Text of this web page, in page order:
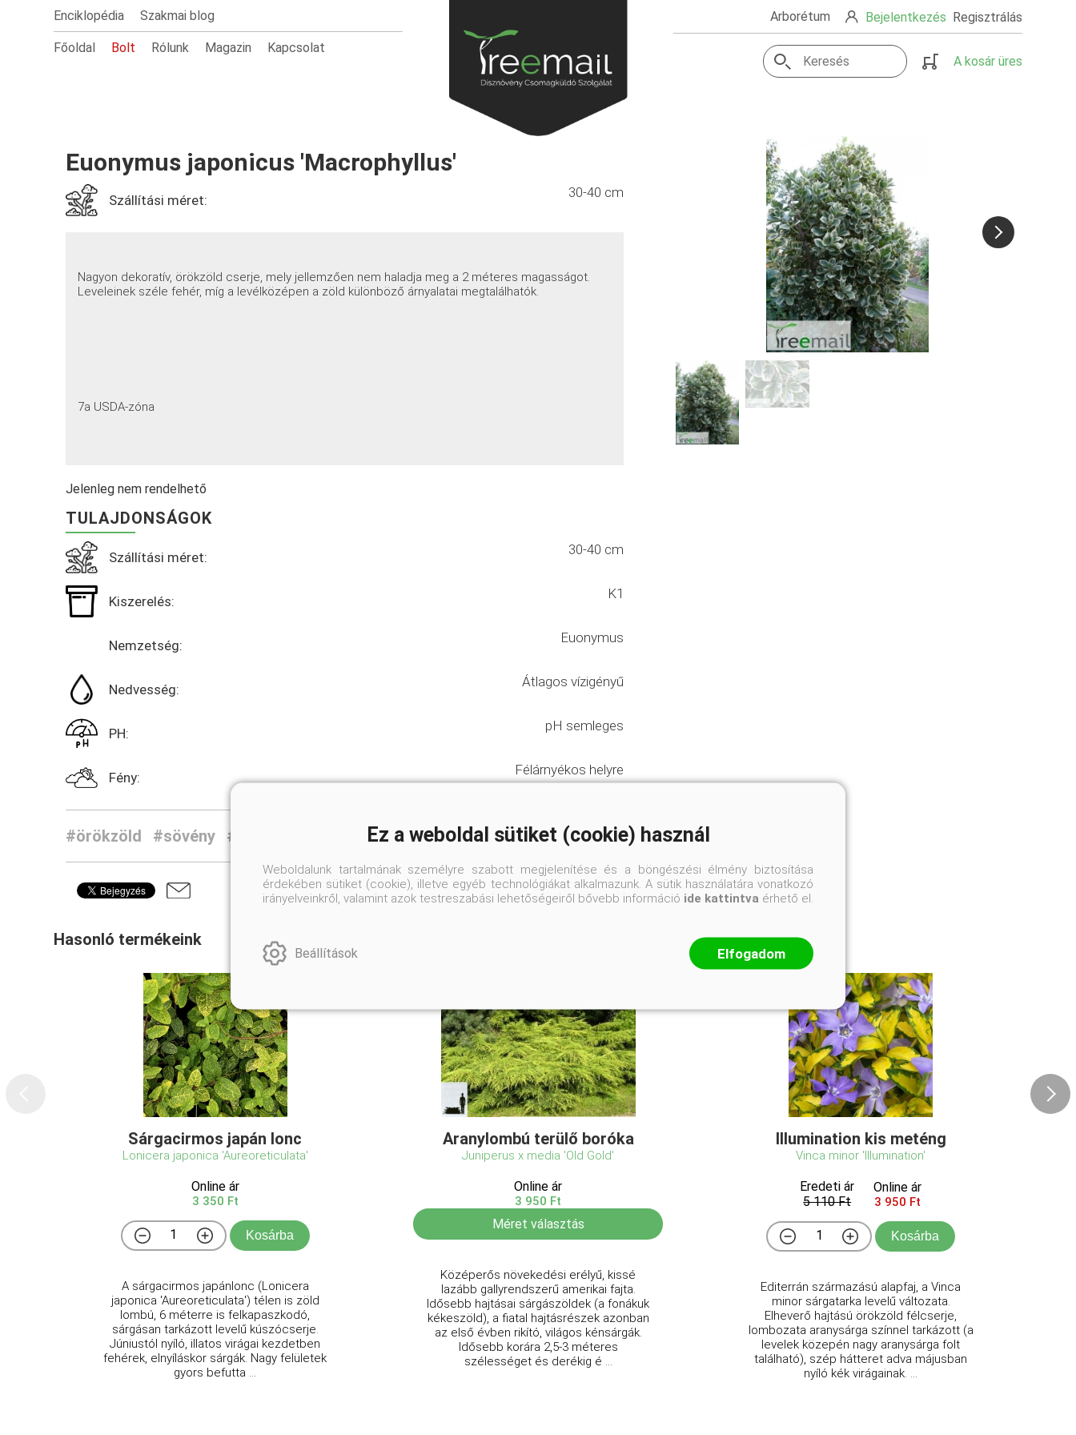
Enciklopédia Szakmai blog
Főoldal Bolt Rólunk Magazin Kapcsolat
Arborétum Bejelentkezés Regisztrálás
A kosár üres
Euonymus japonicus 'Macrophyllus'
Szállítási méret: 30-40 cm
Nagyon dekoratív, örökzöld cserje, mely jellemzően nem haladja meg a 2 méteres magasságot.
Leveleinek széle fehér, míg a levélközépen a zöld különböző árnyalatai megtalálhatók.
7a USDA-zóna
Jelenleg nem rendelhető
TULAJDONSÁGOK
Szállítási méret: 30-40 cm
Kiszerelés: K1
Nemzetség: Euonymus
Nedvesség: Átlagos vízigényű
PH: pH semleges
Fény: Félárnyékos helyre
#örökzöld #sövény #cserje
Hasonló termékeink
Sárgacirmos japán lonc
Lonicera japonica 'Aureoreticulata'
Online ár
3 350 Ft
Kosárba
A sárgacirmos japánlonc (Lonicera
japonica 'Aureoreticulata') télen is zöld
lombú, 6 méterre is felkapaszkodó,
sárgásan tarkázott levelű kúszócserje.
Júniustól nyíló, illatos virágai kezdetben
fehérek, elnyíláskor sárgák. Nagy felületek
gyors befutta ...
Aranylombú terülő boróka
Juniperus x media 'Old Gold'
Online ár
3 950 Ft
Méret választás
Középerős növekedési erélyű, kissé
lazább gallyrendszerű amerikai fajta.
Idősebb hajtásai sárgászöldek (a fonákuk
kékeszöld), a fiatal hajtásrészek azonban
az első évben rikító, világos kénsárgák.
Idősebb korára 2,5-3 méteres
szélességet és derékig é ...
Illumination kis meténg
Vinca minor 'Illumination'
Eredeti ár
5 110 Ft
Online ár
3 950 Ft
Kosárba
Editerrán származású alapfaj, a Vinca
minor sárgatarka levelű változata.
Elheverő hajtású örökzöld félcserje,
lombozata aranysárga színnel tarkázott (a
levelek közepén nagy aranysárga folt
található), szép hátteret adva májusban
nyíló kék virágainak. ...
Ez a weboldal sütiket (cookie) használ
Weboldalunk tartalmának személyre szabott megjelenítése és a böngészési élmény biztosítása
érdekében sütiket (cookie), illetve egyéb technológiákat alkalmazunk. A sütik használatára vonatkozó
irányelveinkről, valamint azok testreszabási lehetőségeiről bővebb információ ide kattintva érhető el.
Beállítások Elfogadom